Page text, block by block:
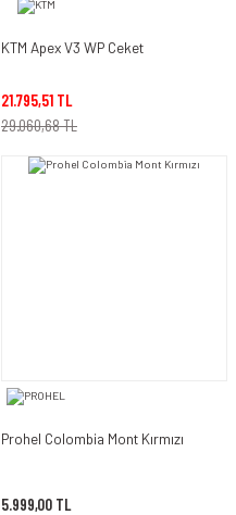
KTM Apex V3 WP Ceket
21.795,51 TL
29.060,68 TL
Prohel Colombia Mont Kırmızı
5.999,00 TL